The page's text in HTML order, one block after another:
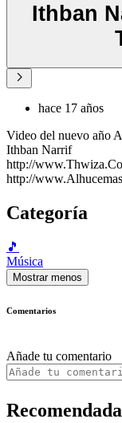
Ithban
hace 17 años
Video del nuevo año
Ithban Narrif
http://
http://
Categoría
🎵
Música
Mostrar menos
Comentarios
Añade tu comentario
Recomendada